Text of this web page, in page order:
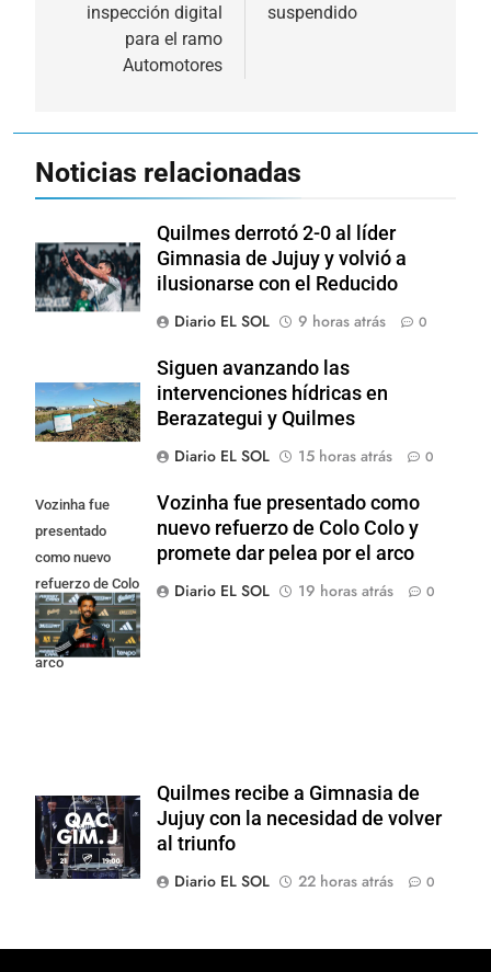
inspección digital
para el ramo
Automotores
suspendido
Noticias relacionadas
Quilmes derrotó 2-0 al líder
Gimnasia de Jujuy y volvió a
ilusionarse con el Reducido
Diario EL SOL
9 horas atrás 0
Siguen avanzando las
intervenciones hídricas en
Berazategui y Quilmes
Diario EL SOL
15 horas atrás 0
Vozinha fue
presentado
como nuevo
refuerzo de Colo
Colo y promete
dar pelea por el
arco
Vozinha fue presentado como
nuevo refuerzo de Colo Colo y
promete dar pelea por el arco
Diario EL SOL
19 horas atrás 0
Quilmes recibe a Gimnasia de
Jujuy con la necesidad de volver
al triunfo
Diario EL SOL
22 horas atrás 0